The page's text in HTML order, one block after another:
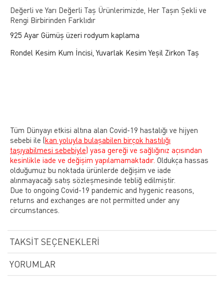
Değerli ve Yarı Değerli Taş Ürünlerimizde, Her Taşın Şekli ve
Rengi Birbirinden Farklıdır
925 Ayar Gümüş üzeri rodyum kaplama
Rondel Kesim Kum İncisi, Yuvarlak Kesim Yeşil Zirkon Taş
Tüm Dünyayı etkisi altına alan Covid-19 hastalığı ve hijyen
sebebi ile (kan yoluyla bulaşabilen birçok hastılığı
taşıyabilmesi sebebiyle) yasa gereği ve sağlığınız açısından
kesinlikle iade ve değişim yapılamamaktadır. Oldukça hassas
olduğumuz bu noktada ürünlerde değişim ve iade
alınmayacağı satış sözleşmesinde tebliğ edilmiştir.
Due to ongoing Covid-19 pandemic and hygenic reasons,
returns and exchanges are not permitted under any
circumstances.
TAKSIT SEÇENEKLERI
YORUMLAR